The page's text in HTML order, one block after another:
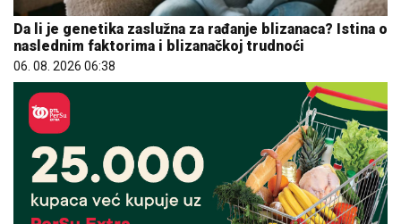
Da li je genetika zaslužna za rađanje blizanaca? Istina o
naslednim faktorima i blizanačkoj trudnoći
06. 08. 2026 06:38